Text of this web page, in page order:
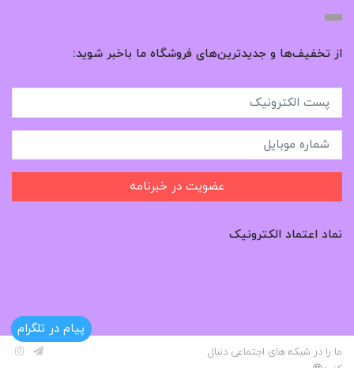
پیام در تلگرام
از تخفیف‌ها و جدیدترین‌های فروشگاه ما باخبر شوید:
عضویت در خبرنامه
نماد اعتماد الکترونیک
ما را در شبکه های اجتماعی دنبال